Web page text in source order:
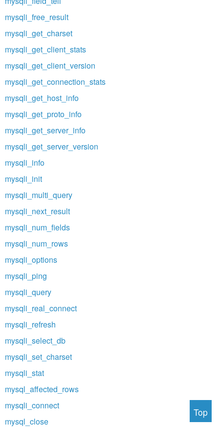
mysqli_free_result
mysqli_get_charset
mysqli_get_client_stats
mysqli_get_client_version
mysqli_get_connection_stats
mysqli_get_host_info
mysqli_get_proto_info
mysqli_get_server_info
mysqli_get_server_version
mysqli_info
mysqli_init
mysqli_multi_query
mysqli_next_result
mysqli_num_fields
mysqli_num_rows
mysqli_options
mysqli_ping
mysqli_query
mysqli_real_connect
mysqli_refresh
mysqli_select_db
mysqli_set_charset
mysqli_stat
mysql_affected_rows
mysqli_connect
mysql_close
Top